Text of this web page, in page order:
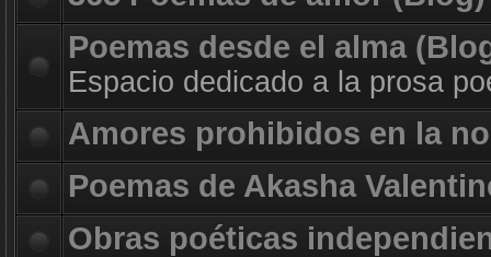
Poemas desde el alma
Espacio dedicado a la prosa
Amores prohibidos en la
Poemas de Akasha
Obras poéticas